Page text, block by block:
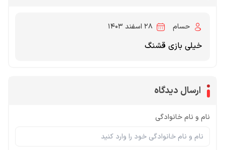
حسام ۲۸ اسفند ۱۴۰۳
خیلی بازی قشنگ
ارسال دیدگاه
نام و نام خانوادگی